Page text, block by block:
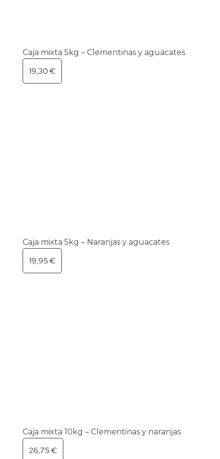
Caja mixta 5kg – Clementinas y aguacates
19,30€
Caja mixta 5kg – Naranjas y aguacates
19,95€
Caja mixta 10kg – Clementinas y naranjas
26,75€